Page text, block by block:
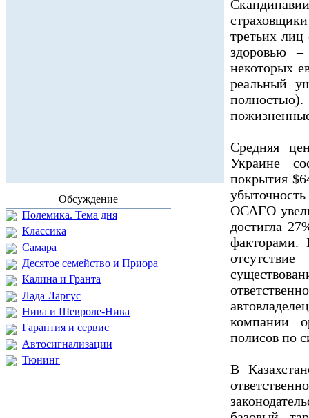
Обсуждение
Полемика. Тема дня
Классика
Самара
Десятое семейство и Приора
Калина и Гранта
Лада Ларгус
Нива и Шевроле-Нива
Гарантия и сервис
Автосигнализации
Тюнинг
третьих
здоровью
некоторых
реальный
Средняя
Украине
покрытия
ОСАГО
достигла
факторами.
компании
полисов по
В